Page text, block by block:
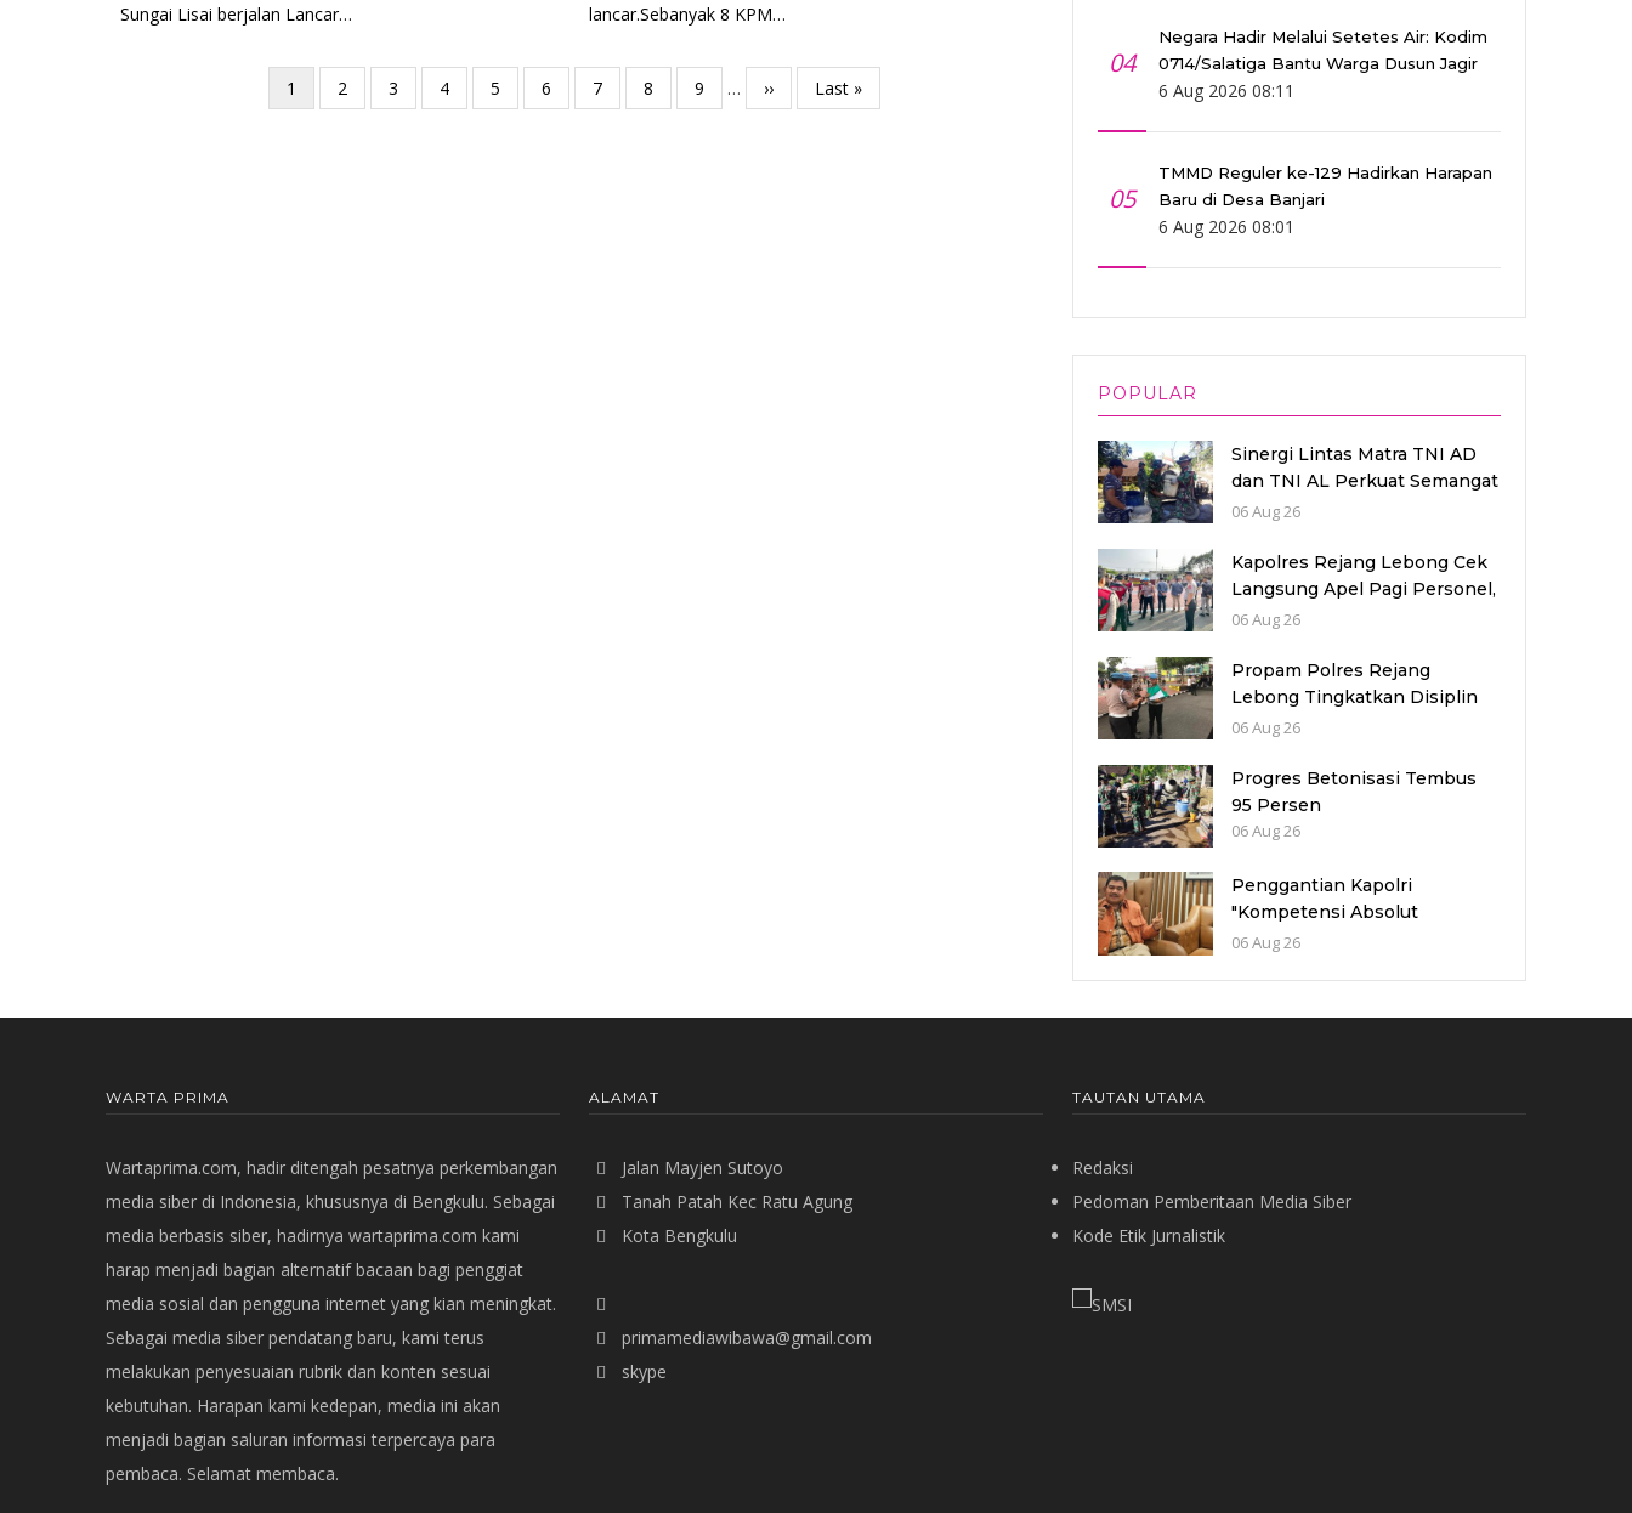
Sungai Lisai berjalan Lancar…
lancar.Sebanyak 8 KPM…
Current
page
1 Page
2 Page
3 Page
4 Page
5 Page
6 Page
7 Page
8 Page
9 …
Next
page
››
Last
page
Last »
04
Negara Hadir Melalui Setetes Air: Kodim
0714/Salatiga Bantu Warga Dusun Jagir
6 Aug 2026 08:11
05
TMMD Reguler ke-129 Hadirkan Harapan
Baru di Desa Banjari
6 Aug 2026 08:01
POPULAR
Sinergi Lintas Matra TNI AD
dan TNI AL Perkuat Semangat
TMMD Reguler Ke-129 Kodim
06 Aug 26
Kapolres Rejang Lebong Cek
Langsung Apel Pagi Personel,
Tekankan Disiplin dan
06 Aug 26
Propam Polres Rejang
Lebong Tingkatkan Disiplin
Personel Melalui Pengawasan
06 Aug 26
Progres Betonisasi Tembus
95 Persen
06 Aug 26
Penggantian Kapolri
"Kompetensi Absolut
Presiden"
06 Aug 26
WARTA PRIMA
Wartaprima.com, hadir ditengah pesatnya perkembangan
media siber di Indonesia, khususnya di Bengkulu. Sebagai
media berbasis siber, hadirnya wartaprima.com kami
harap menjadi bagian alternatif bacaan bagi penggiat
media sosial dan pengguna internet yang kian meningkat.
Sebagai media siber pendatang baru, kami terus
melakukan penyesuaian rubrik dan konten sesuai
kebutuhan. Harapan kami kedepan, media ini akan
menjadi bagian saluran informasi terpercaya para
pembaca. Selamat membaca.
ALAMAT
Jalan Mayjen Sutoyo
Tanah Patah Kec Ratu Agung
Kota Bengkulu
primamediawibawa@gmail.com
skype
TAUTAN UTAMA
Redaksi
Pedoman Pemberitaan Media Siber
Kode Etik Jurnalistik